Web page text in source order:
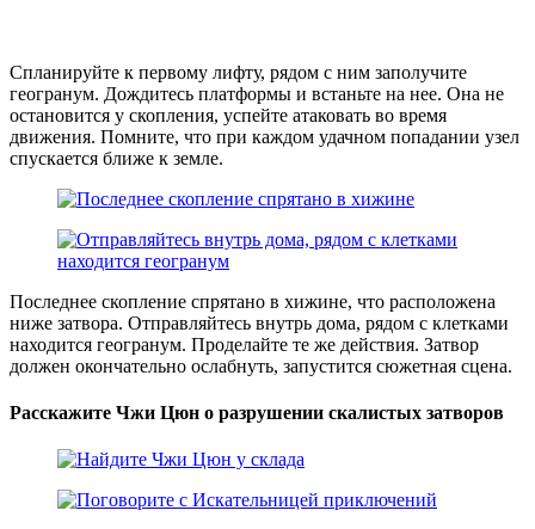
Спланируйте к первому лифту, рядом с ним заполучите
геогранум. Дождитесь платформы и встаньте на нее. Она не
остановится у скопления, успейте атаковать во время
движения. Помните, что при каждом удачном попадании узел
спускается ближе к земле.
Последнее скопление спрятано в хижине, что расположена
ниже затвора. Отправляйтесь внутрь дома, рядом с клетками
находится геогранум. Проделайте те же действия. Затвор
должен окончательно ослабнуть, запустится сюжетная сцена.
Расскажите Чжи Цюн о разрушении скалистых затворов